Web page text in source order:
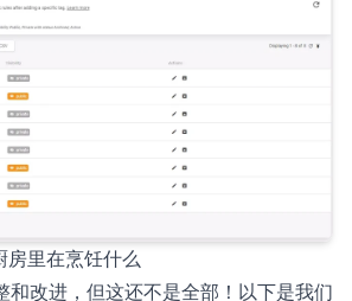
里在烹饪什么
和改进，但这还不是全部！以下是我们